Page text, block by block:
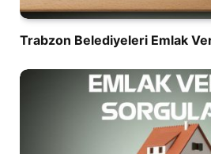
Trabzon Belediyeleri Emlak